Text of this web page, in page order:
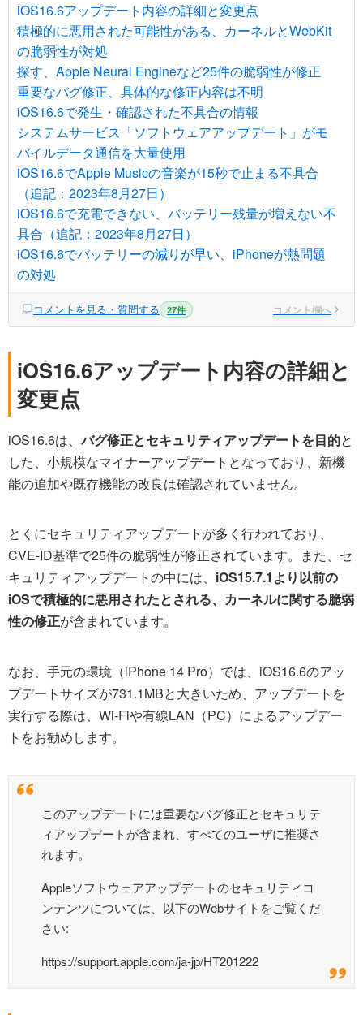
iOS16.6アップデート内容の詳細と変更点
積極的に悪用された可能性がある、カーネルとWebKit
の脆弱性が対処
探す、Apple Neural Engineなど25件の脆弱性が修正
重要なバグ修正、具体的な修正内容は不明
iOS16.6で発生・確認された不具合の情報
システムサービス「ソフトウェアアップデート」がモ
バイルデータ通信を大量使用
iOS16.6でApple Musicの音楽が15秒で止まる不具合
（追記：2023年8月27日）
iOS16.6で充電できない、バッテリー残量が増えない不
具合（追記：2023年8月27日）
iOS16.6でバッテリーの減りが早い、iPhoneが熱問題
の対処
コメントを見る・質問する 27件 コメント欄へ
iOS16.6アップデート内容の詳細と
変更点
iOS16.6は、バグ修正とセキュリティアップデートを目的と
した、小規模なマイナーアップデートとなっており、新機
能の追加や既存機能の改良は確認されていません。
とくにセキュリティアップデートが多く行われており、
CVE-ID基準で25件の脆弱性が修正されています。また、セ
キュリティアップデートの中には、 iOS15.7.1より以前の
iOSで積極的に悪用されたとされる、カーネルに関する脆弱
性の修正が含まれています。
なお、手元の環境（iPhone 14 Pro）では、iOS16.6のアッ
プデートサイズが731.1MBと大きいため、アップデートを
実行する際は、Wi-Fiや有線LAN（PC）によるアップデー
トをお勧めします。
このアップデートには重要なバグ修正とセキュリテ
ィアップデートが含まれ、すべてのユーザに推奨さ
れます。
Appleソフトウェアアップデートのセキュリティコ
ンテンツについては、以下のWebサイトをご覧くだ
さい:
https://support.apple.com/ja-jp/HT201222